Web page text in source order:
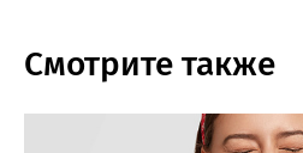
Смотрите также